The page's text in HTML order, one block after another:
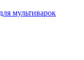
мультиварок